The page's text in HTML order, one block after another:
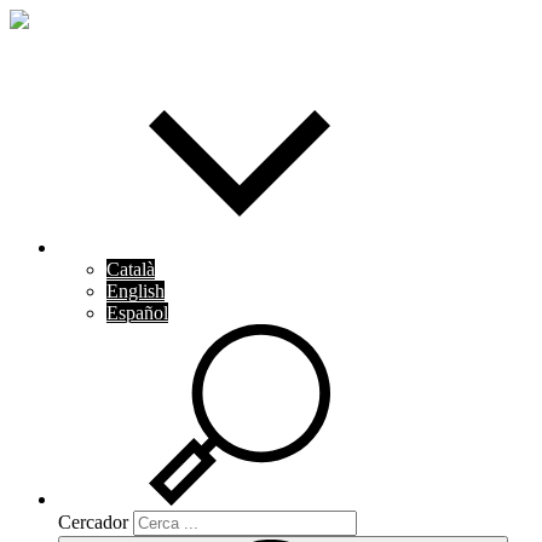
Català
English
Español
Cercador